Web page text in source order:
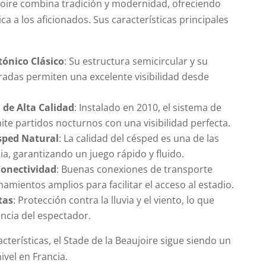
combina tradición y modernidad, ofreciendo
a los aficionados. Sus características principales
Clásico: Su estructura semicircular y su
permiten una excelente visibilidad desde
Alta Calidad: Instalado en 2010, el sistema de
partidos nocturnos con una visibilidad perfecta.
Natural: La calidad del césped es una de las
garantizando un juego rápido y fluido.
: Buenas conexiones de transporte
amplios para facilitar el acceso al estadio.
: Protección contra la lluvia y el viento, lo que
del espectador.
el Stade de la Beaujoire sigue siendo un
en Francia.